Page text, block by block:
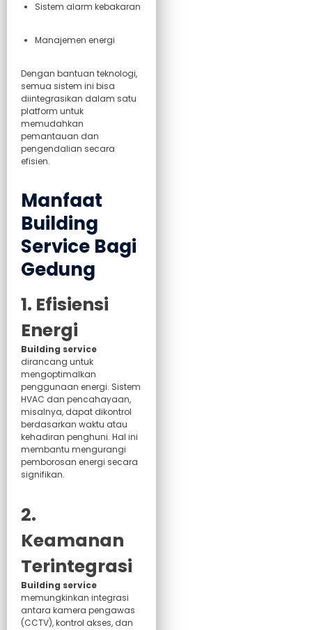
Sistem alarm kebakaran
Manajemen energi
Dengan bantuan teknologi,
semua sistem ini bisa
diintegrasikan dalam satu
platform untuk
memudahkan
pemantauan dan
pengendalian secara
efisien.
Manfaat
Building
Service Bagi
Gedung
1. Efisiensi
Energi
Building service
dirancang untuk
mengoptimalkan
penggunaan energi. Sistem
HVAC dan pencahayaan,
misalnya, dapat dikontrol
berdasarkan waktu atau
kehadiran penghuni. Hal ini
membantu mengurangi
pemborosan energi secara
signifikan.
2.
Keamanan
Terintegrasi
Building service
memungkinkan integrasi
antara kamera pengawas
(CCTV), kontrol akses, dan